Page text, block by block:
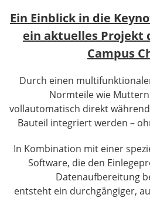
Ein Einblick in die
ein aktuelles Projekt
Campus
Durch einen
Normteile wie
vollautomatisch direkt
Bauteil integriert werden –
In Kombination mit einer
Software, die den
Datenaufbereitung
entsteht ein durchgängiger,